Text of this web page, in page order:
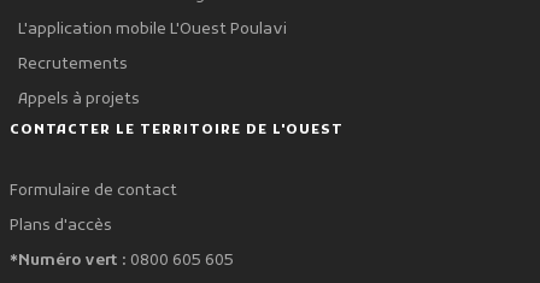
L'application mobile L'Ouest Poulavi
Recrutements
Appels à projets
CONTACTER LE TERRITOIRE DE L'OUEST
Formulaire de contact
Plans d'accès
*Numéro vert : 0800 605 605